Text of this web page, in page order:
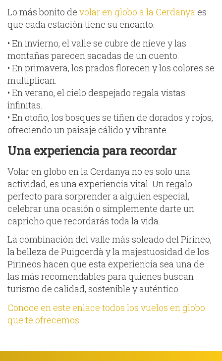
Lo más bonito de volar en globo a la Cerdanya es
que cada estación tiene su encanto.
• En invierno, el valle se cubre de nieve y las
montañas parecen sacadas de un cuento.
• En primavera, los prados florecen y los colores se
multiplican.
• En verano, el cielo despejado regala vistas
infinitas.
• En otoño, los bosques se tiñen de dorados y rojos,
ofreciendo un paisaje cálido y vibrante.
Una experiencia para recordar
Volar en globo en la Cerdanya no es solo una
actividad, es una experiencia vital. Un regalo
perfecto para sorprender a alguien especial,
celebrar una ocasión o simplemente darte un
capricho que recordarás toda la vida.
La combinación del valle más soleado del Pirineo,
la belleza de Puigcerdà y la majestuosidad de los
Pirineos hacen que esta experiencia sea una de
las más recomendables para quienes buscan
turismo de calidad, sostenible y auténtico.
Conoce en este enlace todos los vuelos en globo
que te ofrecemos.